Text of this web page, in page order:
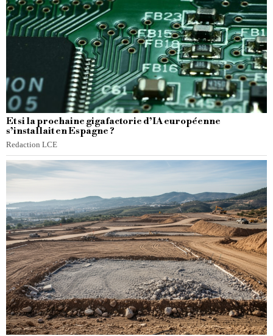
Et si la prochaine gigafactorie d’IA européenne
s’installait en Espagne ?
Redaction LCE